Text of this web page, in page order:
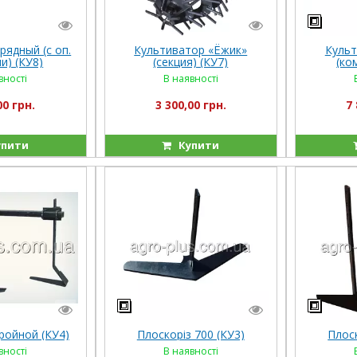
(с оп.
(КУ8)
грн.
Культиватор «Ёжик»
(секция) (КУ7)
В наявності
3 300,00 грн.
Купити
7
(КУ4) Плоскоріз 700 (КУ3)
В наявності